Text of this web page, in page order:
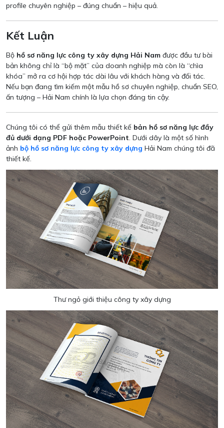
profile chuyên nghiệp – đúng chuẩn – hiệu quả.
Kết Luận
Bộ hồ sơ năng lực công ty xây dựng Hải Nam được đầu tư bài
bản không chỉ là “bộ mặt” của doanh nghiệp mà còn là “chìa
khóa” mở ra cơ hội hợp tác dài lâu với khách hàng và đối tác.
Nếu bạn đang tìm kiếm một mẫu hồ sơ chuyên nghiệp, chuẩn SEO,
ấn tượng – Hải Nam chính là lựa chọn đáng tin cậy.
Chúng tôi có thể gửi thêm mẫu thiết kế bản hồ sơ năng lực đầy
đủ dưới dạng PDF hoặc PowerPoint. Dưới dây là một số hình
ảnh bộ hồ sơ năng lực công ty xây dựng Hải Nam chúng tôi đã
thiết kế.
Thư ngỏ giới thiệu công ty xây dựng